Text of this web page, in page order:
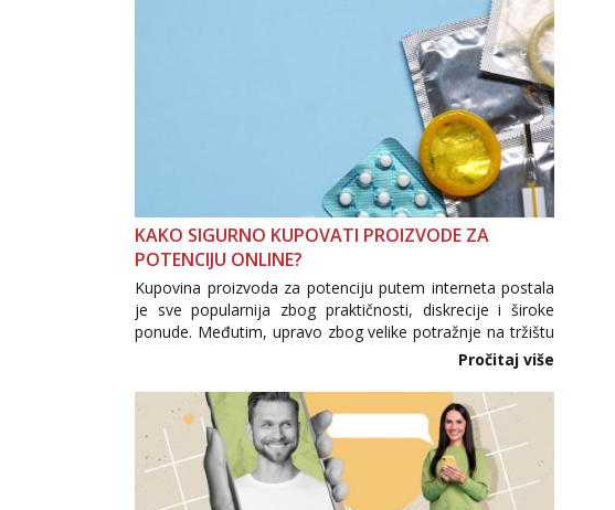
KAKO SIGURNO KUPOVATI PROIZVODE ZA
POTENCIJU ONLINE?
Kupovina proizvoda za potenciju putem interneta postala
je sve popularnija zbog praktičnosti, diskrecije i široke
ponude. Međutim, upravo zbog velike potražnje na tržištu
se pojavljuju i brojni krivotvoreni proizvodi, nepouzdane
internetske trgovine te proizvodi nepoznatog podrijetla. ...
Pročitaj više